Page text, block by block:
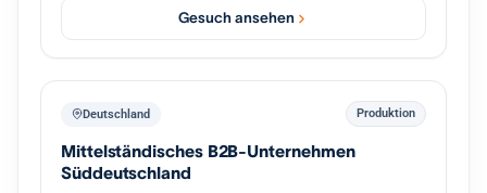
Gesuch ansehen
Deutschland Produktion
Mittelständisches B2B-Unternehmen
Süddeutschland